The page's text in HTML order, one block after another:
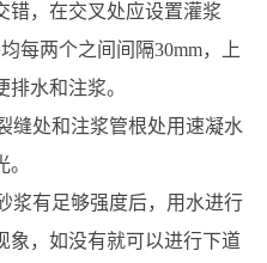
错，在交叉处应设置灌浆
每两个之间间隔30mm，上
排水和注浆。
缝处和注浆管根处用速凝水
平赶光。
浆有足够强度后，用水进行
象，如没有就可以进行下道